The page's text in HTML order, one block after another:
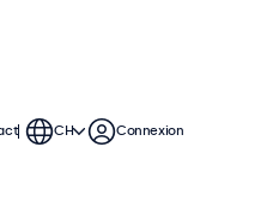
CH Connexion